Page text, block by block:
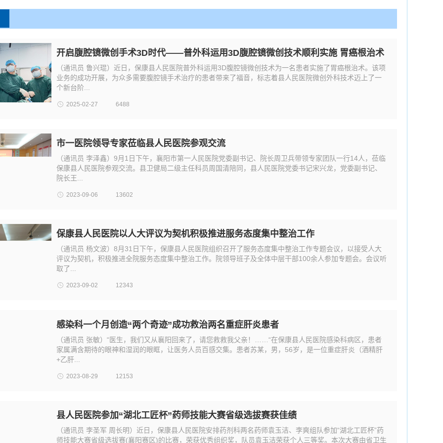
开启腹腔镜微创手术3D时代——普外科运用3D腹腔镜微创技术顺利实施 胃癌根治术
（通讯员 鲁兴琨）近日，保康县人民医院普外科运用3D腹腔镜微创技术为一名患者实施了胃癌根治术。该项
业务的成功开展，为众多需要腹腔镜手术治疗的患者带来了福音，标志着县人民医院微创外科技术迈上了一
个新台阶...
2025-02-27 6488
市一医院领导专家莅临县人民医院参观交流
（通讯员 李泽鑫）9月1日下午，襄阳市第一人民医院党委副书记、院长周卫兵带领专家团队一行14人，莅临
保康县人民医院参观交流。县卫健局二级主任科员周国清陪同，县人民医院党委书记宋兴龙，党委副书记、
院长王...
2023-09-06 13602
保康县人民医院以人大评议为契机积极推进服务态度集中整治工作
（通讯员 杨文波）8月31日下午，保康县人民医院组织召开了服务态度集中整治工作专题会议，以接受人大
评议为契机，积极推进全院服务态度集中整治工作。院领导班子及全体中层干部100余人参加专题会。会议听
取了...
2023-09-02 12343
感染科一个月创造“两个奇迹”成功救治两名重症肝炎患者
（通讯员 张敏）“医生，我们又从襄阳回来了，请您救救我父亲！……“在保康县人民医院感染科病区，患者
家属满含期待的眼神和湿润的眼眶，让医务人员百感交集。患者苏某，男，56岁，是一位重症肝炎（酒精肝
+乙肝...
2023-08-29 12153
县人民医院参加“湖北工匠杯”药师技能大赛省级选拔赛获佳绩
（通讯员 李圣军 周长明）近日，保康县人民医院安排药剂科两名药师袁玉洁、李爽组队参加“湖北工匠杯”药
师技能大赛省级选拔赛(襄阳赛区)的比赛，荣获优秀组织奖，队员袁玉洁荣获个人三等奖。本次大赛由省卫生